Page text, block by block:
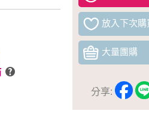
放入下次購
大量團購
分享: